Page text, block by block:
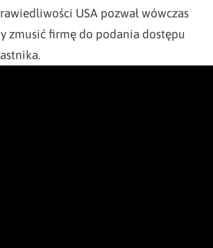
USA pozwał wówczas
zmusić firmę do podania dostępu